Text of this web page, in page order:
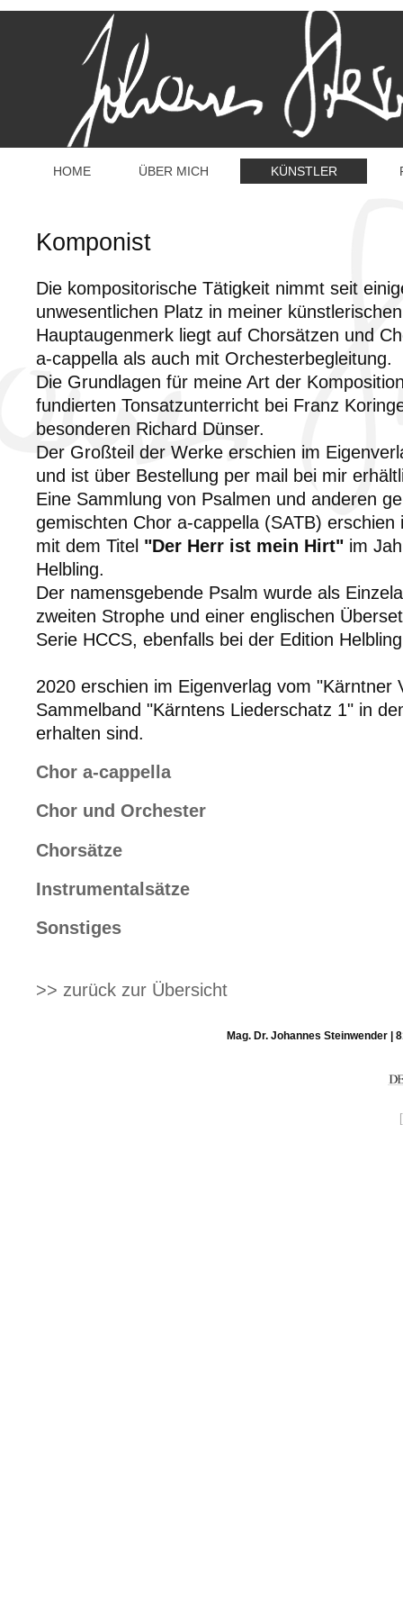
HOME ÜBER MICH KÜNSTLER
Komponist
Die kompositorische Tätigkeit nimmt seit
unwesentlichen Platz in meiner
Hauptaugenmerk liegt auf Chorsätzen und
a-cappella als auch mit Orchesterbegleitung.
Die Grundlagen für meine Art der
fundierten Tonsatzunterricht bei Franz
besonderen Richard Dünser.
Der Großteil der Werke erschien im
und ist über Bestellung per mail bei mir
Eine Sammlung von Psalmen und anderen
gemischten Chor a-cappella (SATB) erschien
mit dem Titel "Der Herr ist mein Hirt" im
Helbling.
Der namensgebende Psalm wurde als
zweiten Strophe und einer englischen
Serie HCCS, ebenfalls bei der Edition
2020 erschien im Eigenverlag vom "Kärntner
Sammelband "Kärntens Liederschatz 1" in
erhalten sind.
Chor a-cappella
Chor und Orchester
Chorsätze
Instrumentalsätze
Sonstiges
>> zurück zur Übersicht
Mag. Dr. Johannes Steinwender |